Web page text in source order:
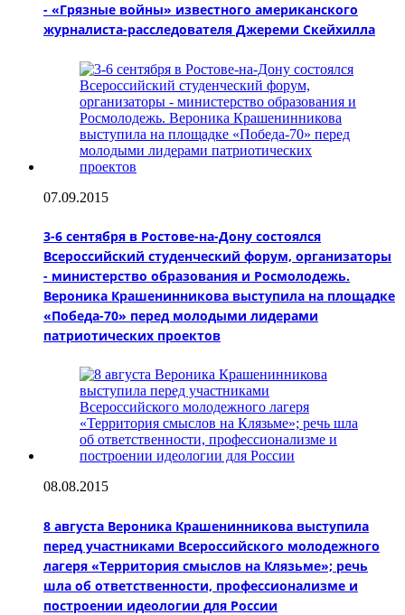
- «Грязные войны» известного американского
журналиста-расследователя Джереми Скейхилла
07.09.2015
3-6 сентября в Ростове-на-Дону состоялся
Всероссийский студенческий форум, организаторы
- министерство образования и Росмолодежь.
Вероника Крашенинникова выступила на площадке
«Победа-70» перед молодыми лидерами
патриотических проектов
08.08.2015
8 августа Вероника Крашенинникова выступила
перед участниками Всероссийского молодежного
лагеря «Территория смыслов на Клязьме»; речь
шла об ответственности, профессионализме и
построении идеологии для России